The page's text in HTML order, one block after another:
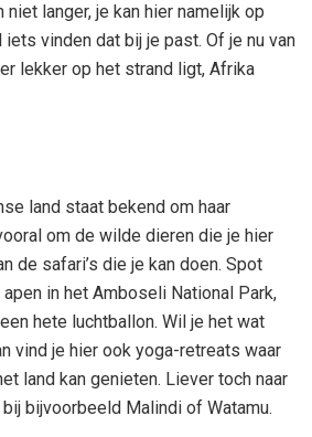
niet langer, je kan hier namelijk op
vinden dat bij je past. Of je nu van
lekker op het strand ligt, Afrika
land staat bekend om haar
om de wilde dieren die je hier
de safari’s die je kan doen. Spot
in het Amboseli National Park,
hete luchtballon. Wil je het wat
vind je hier ook yoga-retreats waar
land kan genieten. Liever toch naar
bijvoorbeeld Malindi of Watamu.